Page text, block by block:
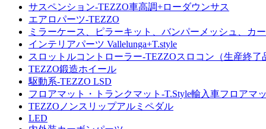
サスペンション-TEZZO車高調+ローダウンサス
エアロパーツ-TEZZO
ミラーケース、ピラーキット、バンパーメッシュ、カ
インテリアパーツ Vallelunga+T.style
スロットルコントローラー-TEZZOスロコン（生産終了
TEZZO鍛造ホイール
駆動系-TEZZO LSD
フロアマット・トランクマット-T.Style輸入車フロアマ
TEZZOノンスリップアルミペダル
LED